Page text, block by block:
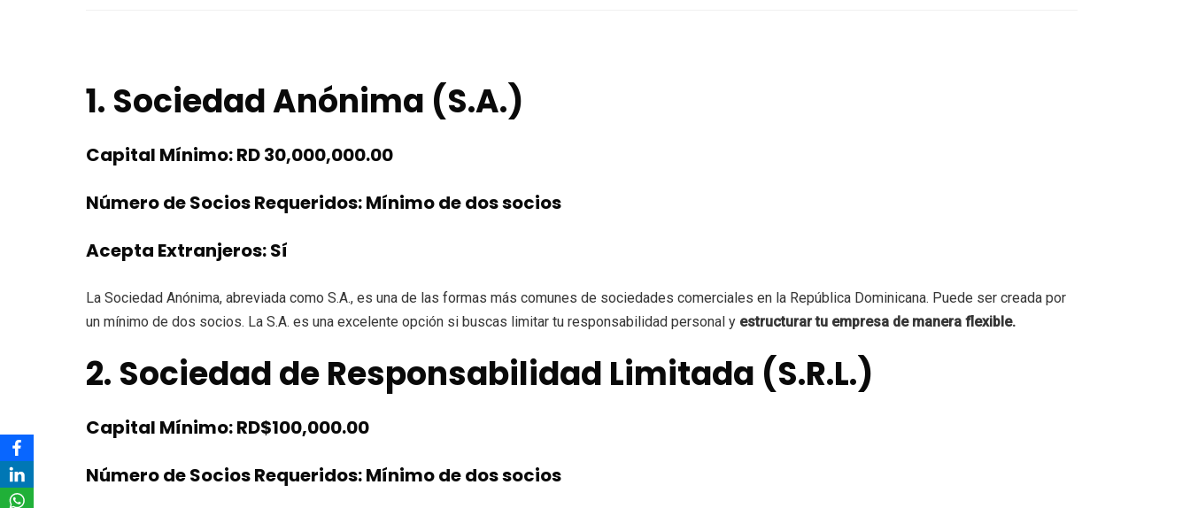
1. Sociedad Anónima (S.A.)
Capital Mínimo: RD 30,000,000.00
Número de Socios Requeridos: Mínimo de dos socios
Acepta Extranjeros: Sí
La Sociedad Anónima, abreviada como S.A., es una de las formas más comunes de sociedades comerciales en la República Dominicana. Puede ser creada por
un mínimo de dos socios. La S.A. es una excelente opción si buscas limitar tu responsabilidad personal y estructurar tu empresa de manera flexible.
2. Sociedad de Responsabilidad Limitada (S.R.L.)
Capital Mínimo: RD$100,000.00
Número de Socios Requeridos: Mínimo de dos socios